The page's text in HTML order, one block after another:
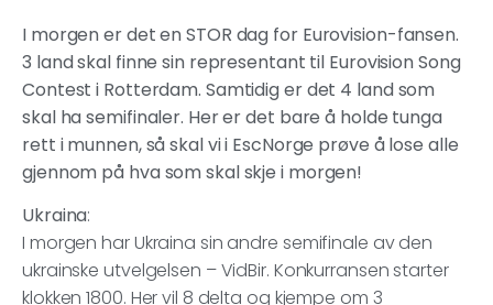
I morgen er det en STOR dag for Eurovision-fansen.
3 land skal finne sin representant til Eurovision Song
Contest i Rotterdam. Samtidig er det 4 land som
skal ha semifinaler. Her er det bare å holde tunga
rett i munnen, så skal vi i EscNorge prøve å lose alle
gjennom på hva som skal skje i morgen!
Ukraina:
I morgen har Ukraina sin andre semifinale av den
ukrainske utvelgelsen – VidBir. Konkurransen starter
klokken 1800. Her vil 8 delta og kjempe om 3